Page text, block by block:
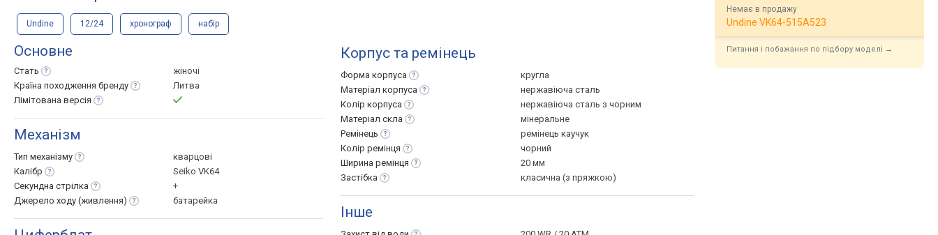
Undine 12/24 хронограф набір
Основне
Стать
жіночі
Країна походження бренду
Литва
Лімітована версія
Механізм
Тип механізму
кварцові
Калібр
Seiko VK64
Секундна стрілка
+
Джерело ходу (живлення) батарейка
Корпус та ремінець
Форма корпуса
кругла
Матеріал корпуса
нержавіюча сталь
Колір корпуса
нержавіюча сталь з чорним
Матеріал скла
мінеральне
Ремінець
ремінець каучук
Колір ремінця
чорний
Ширина ремінця
20 мм
Застібка
класична (з пряжкою)
Інше
Немає в продажу
Undine VK64-515A523
Питання і побажання по підбору моделі →